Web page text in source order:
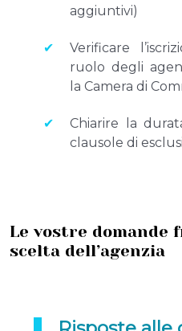
aggiuntivi)
Verificare
ruolo degli
la Camera di
Chiarire la
clausole di
Le vostre domande
scelta dell’agenzia